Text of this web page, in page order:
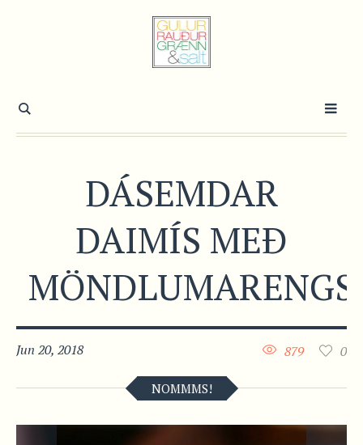
DÁSEMDAR
DAIMÍS MEÐ
Jun 20, 2018 0
879
NOMMMS!